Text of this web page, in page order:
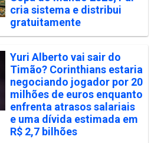
cria sistema e distribui
gratuitamente
Yuri Alberto vai sair do
Timão? Corinthians estaria
negociando jogador por 20
milhões de euros enquanto
enfrenta atrasos salariais
e uma dívida estimada em
R$ 2,7 bilhões